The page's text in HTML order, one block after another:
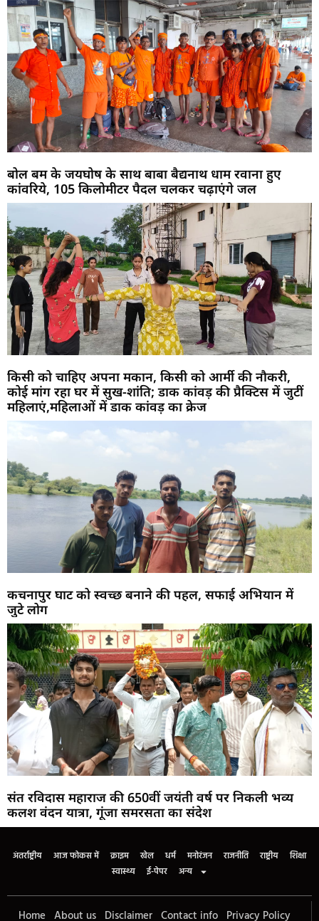
बोल बम के जयघोष के साथ बाबा बैद्यनाथ धाम रवाना हुए
कांवरिये, 105 किलोमीटर पैदल चलकर चढ़ाएंगे जल
किसी को चाहिए अपना मकान, किसी को आर्मी की नौकरी,
कोई मांग रहा घर में सुख-शांति; डाक कांवड़ की प्रैक्टिस में जुटीं
महिलाएं,महिलाओं में डाक कांवड़ का क्रेज
कचनापुर घाट को स्वच्छ बनाने की पहल, सफाई अभियान में
जुटे लोग
संत रविदास महाराज की 650वीं जयंती वर्ष पर निकली भव्य
कलश वंदन यात्रा, गूंजा समरसता का संदेश
अंतर्राष्ट्रीय आज फोकस में क्राइम खेल धर्म मनोरंजन राजनीति राष्ट्रीय
शिक्षा
स्वास्थ्य
ई-पेपर अन्य
Home About us Disclaimer Contact info Privacy Policy